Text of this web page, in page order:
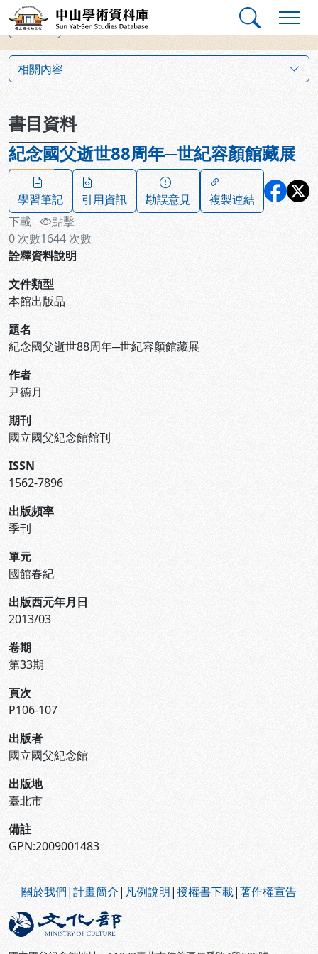
跳到主要內容
中山學術資料庫
上一筆
相關內容
書目資料
紀念國父逝世88周年─世紀容顏館藏展
學習筆記 引用資訊 勘誤意見
複製連結
下載
0 次數
點擊
1644 次數
詮釋資料說明
文件類型
本館出版品
題名
紀念國父逝世88周年─世紀容顏館藏展
作者
尹德月
期刊
國立國父紀念館館刊
ISSN
1562-7896
出版頻率
季刊
單元
國館春紀
出版西元年月日
2013/03
卷期
第33期
頁次
P106-107
出版者
國立國父紀念館
出版地
臺北市
備註
GPN:2009001483
關於我們|計畫簡介| 凡例說明|授權書下載|著作權宣告